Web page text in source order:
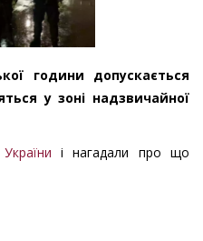
години допускається
у зоні надзвичайної
і нагадали про що